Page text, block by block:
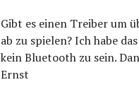
Gibt es einen Treiber um
ab zu spielen? Ich habe
kein Bluetooth zu sein.
Ernst